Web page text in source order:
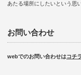
あたる場所にしたいという思
お問い合わせ
webでのお問い合わせはコチ